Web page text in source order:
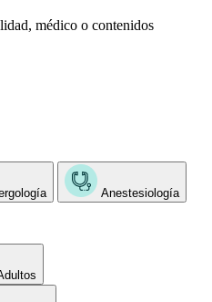
médico o contenidos
Anestesiología